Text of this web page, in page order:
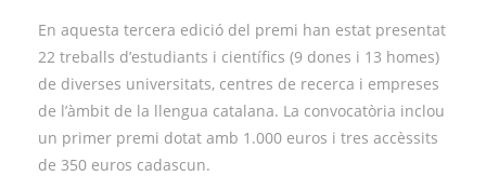
En aquesta tercera edició del premi han estat presentat
22 treballs d’estudiants i científics (9 dones i 13 homes)
de diverses universitats, centres de recerca i empreses
de l’àmbit de la llengua catalana. La convocatòria inclou
un primer premi dotat amb 1.000 euros i tres accèssits
de 350 euros cadascun.